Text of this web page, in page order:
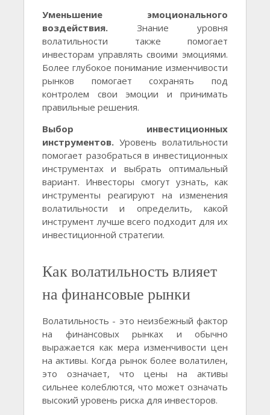
Уменьшение эмоционального
воздействия. Знание уровня
волатильности также помогает
инвесторам управлять своими эмоциями.
Более глубокое понимание изменчивости
рынков помогает сохранять под
контролем свои эмоции и принимать
правильные решения.
Выбор инвестиционных
инструментов. Уровень волатильности
помогает разобраться в инвестиционных
инструментах и выбрать оптимальный
вариант. Инвесторы смогут узнать, как
инструменты реагируют на изменения
волатильности и определить, какой
инструмент лучше всего подходит для их
инвестиционной стратегии.
Как волатильность влияет
на финансовые рынки
Волатильность - это неизбежный фактор
на финансовых рынках и обычно
выражается как мера изменчивости цен
на активы. Когда рынок более волатилен,
это означает, что цены на активы
сильнее колеблются, что может означать
высокий уровень риска для инвесторов.